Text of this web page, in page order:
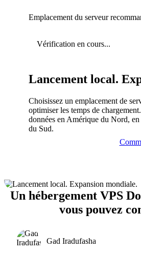
Emplacement du serveur
Vérification en cours...
Lancement local.
Choisissez un emplacement de
optimiser les temps de
données en Amérique du Nord,
du Sud.
Un hébergement VPS
vous pouvez
Gad Iradufasha